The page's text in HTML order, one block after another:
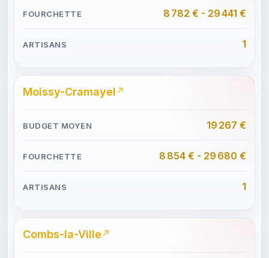
8 782 € - 29 441 €
1
Moissy-Cramayel
19 267 €
8 854 € - 29 680 €
1
Combs-la-Ville